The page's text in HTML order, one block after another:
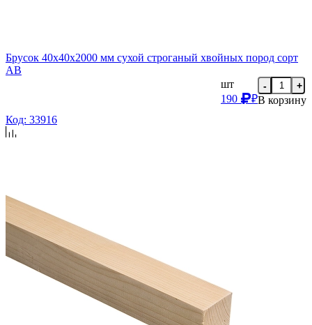
Брусок 40х40х2000 мм сухой строганый хвойных пород сорт
AB
шт
190
₽
- +
В корзину
Код: 33916